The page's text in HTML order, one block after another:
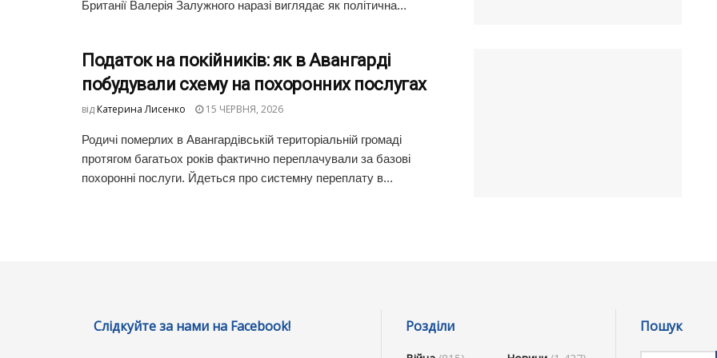
Британії Валерія Залужного наразі виглядає як політична...
Податок на покійників: як в Авангарді
побудували схему на похоронних послугах
від Катерина Лисенко 15 ЧЕРВНЯ, 2026
Родичі померлих в Авангардівській територіальній громаді
протягом багатьох років фактично переплачували за базові
похоронні послуги. Йдеться про системну переплату в...
Слідкуйте за нами на Facebook! Розділи Пошук